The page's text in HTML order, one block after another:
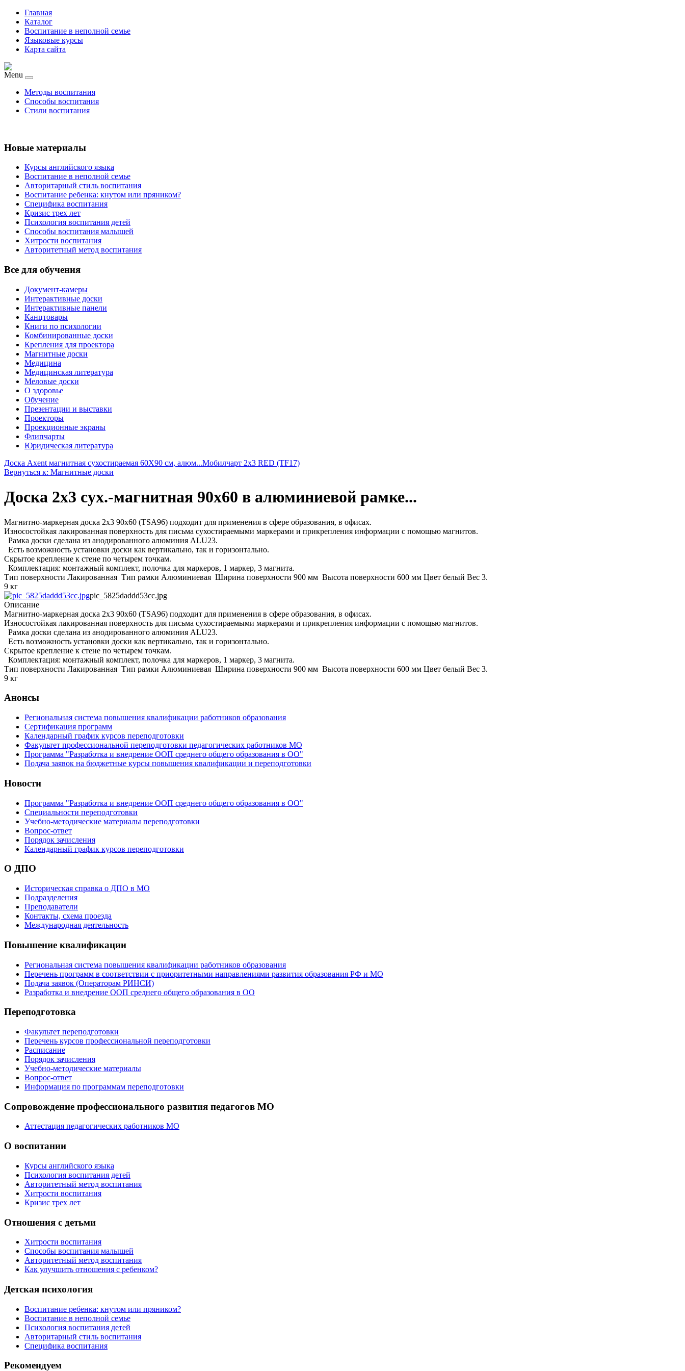
Главная
Каталог
Воспитание в неполной семье
Языковые курсы
Карта сайта
Menu
Методы воспитания
Способы воспитания
Стили воспитания
Новые материалы
Курсы английского языка
Воспитание в неполной семье
Авторитарный стиль воспитания
Воспитание ребенка: кнутом или пряником?
Специфика воспитания
Кризис трех лет
Психология воспитания детей
Способы воспитания малышей
Хитрости воспитания
Авторитетный метод воспитания
Все для обучения
Документ-камеры
Интерактивные доски
Интерактивные панели
Канцтовары
Книги по психологии
Комбинированные доски
Крепления для проектора
Магнитные доски
Медицина
Медицинская литература
Меловые доски
О здоровье
Обучение
Презентации и выставки
Проекторы
Проекционные экраны
Флипчарты
Юридическая литература
Доска Axent магнитная сухостираемая 60X90 см, алюм...Мобилчарт 2х3 RED (TF17)
Вернуться к: Магнитные доски
Доска 2х3 сух.-магнитная 90x60 в алюминиевой рамке...
Магнитно-маркерная доска 2x3 90x60 (TSA96) подходит для применения в сфере образования, в офисах.
Износостойкая лакированная поверхность для письма сухостираемыми маркерами и прикрепления информации с помощью магнитов.
Рамка доски сделана из анодированного алюминия ALU23.
Есть возможность установки доски как вертикально, так и горизонтально.
Скрытое крепление к стене по четырем точкам.
Комплектация: монтажный комплект, полочка для маркеров, 1 маркер, 3 магнита.
Тип поверхности Лакированная Тип рамки Алюминиевая Ширина поверхности 900 мм Высота поверхности 600 мм Цвет белый Вес 3.
9 кг
pic_5825daddd53cc.jpg
Описание
Магнитно-маркерная доска 2x3 90x60 (TSA96) подходит для применения в сфере образования, в офисах.
Износостойкая лакированная поверхность для письма сухостираемыми маркерами и прикрепления информации с помощью магнитов.
Рамка доски сделана из анодированного алюминия ALU23.
Есть возможность установки доски как вертикально, так и горизонтально.
Скрытое крепление к стене по четырем точкам.
Комплектация: монтажный комплект, полочка для маркеров, 1 маркер, 3 магнита.
Тип поверхности Лакированная Тип рамки Алюминиевая Ширина поверхности 900 мм Высота поверхности 600 мм Цвет белый Вес 3.
9 кг
Анонсы
Региональная система повышения квалификации работников образования
Сертификация программ
Календарный график курсов переподготовки
Факультет профессиональной переподготовки педагогических работников МО
Программа "Разработка и внедрение ООП среднего общего образования в ОО"
Подача заявок на бюджетные курсы повышения квалификации и переподготовки
Новости
Программа "Разработка и внедрение ООП среднего общего образования в ОО"
Специальности переподготовки
Учебно-методические материалы переподготовки
Вопрос-ответ
Порядок зачисления
Календарный график курсов переподготовки
О ДПО
Историческая справка о ДПО в МО
Подразделения
Преподаватели
Контакты, схема проезда
Международная деятельность
Повышение квалификации
Региональная система повышения квалификации работников образования
Перечень программ в соответствии с приоритетными направлениями развития образования РФ и МО
Подача заявок (Операторам РИНСИ)
Разработка и внедрение ООП среднего общего образования в ОО
Переподготовка
Факультет переподготовки
Перечень курсов профессиональной переподготовки
Расписание
Порядок зачисления
Учебно-методические материалы
Вопрос-ответ
Информация по программам переподготовки
Сопровождение профессионального развития педагогов МО
Аттестация педагогических работников МО
О воспитании
Курсы английского языка
Психология воспитания детей
Авторитетный метод воспитания
Хитрости воспитания
Кризис трех лет
Отношения с детьми
Хитрости воспитания
Способы воспитания малышей
Авторитетный метод воспитания
Как улучшить отношения с ребенком?
Детская психология
Воспитание ребенка: кнутом или пряником?
Воспитание в неполной семье
Психология воспитания детей
Авторитарный стиль воспитания
Специфика воспитания
Рекомендуем